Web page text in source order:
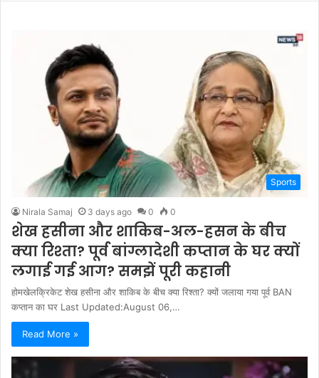
Sports
Nirala Samaj 3 days ago 0 0
शेख हसीना और शाकिब-अल-हसन के बीच
क्या रिश्ता? पूर्व बांग्लादेशी कप्तान के घर क्यों
लगाई गई आग? समझें पूरी कहानी
होमखेलक्रिकेट शेख हसीना और शाकिब के बीच क्या रिश्ता? क्यों जलाया गया पूर्व BAN
कप्तान का घर Last Updated:August 06,…
Read More »